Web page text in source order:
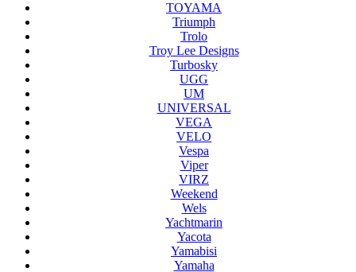
TOYAMA
Triumph
Trolo
Troy Lee Designs
Turbosky
UGG
UM
UNIVERSAL
VEGA
VELO
Vespa
Viper
VIRZ
Weekend
Wels
Yachtmarin
Yacota
Yamabisi
Yamaha